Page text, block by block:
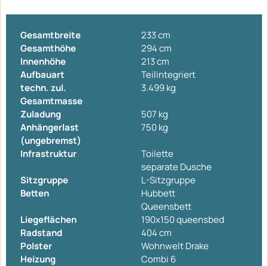
Gesamtbreite
233 cm
Gesamthöhe
294 cm
Innenhöhe
213 cm
Aufbauart
Teilintegriert
techn. zul.
Gesamtmasse
3.499 kg
Zuladung
507 kg
Anhängerlast
(ungebremst)
750 kg
Infrastruktur
Toilette
separate Dusche
Sitzgruppe
L-Sitzgruppe
Betten
Hubbett
Queensbett
Liegeflächen
190x150 queensbed
Radstand
404 cm
Polster
Wohnwelt Drake
Heizung
Combi 6